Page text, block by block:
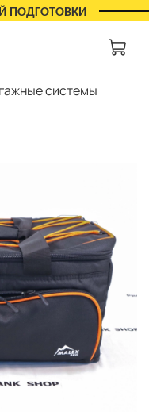
ПОДГОТОВКИ
системы